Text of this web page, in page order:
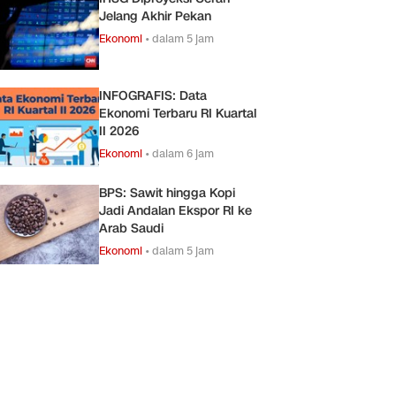
Jelang Akhir Pekan
Ekonomi •dalam 5 jam
INFOGRAFIS: Data
Ekonomi Terbaru RI Kuartal
II 2026
Ekonomi •dalam 6 jam
BPS: Sawit hingga Kopi
Jadi Andalan Ekspor RI ke
Arab Saudi
Ekonomi •dalam 5 jam